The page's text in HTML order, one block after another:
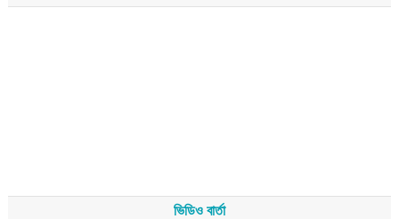
ভিডিও বার্তা